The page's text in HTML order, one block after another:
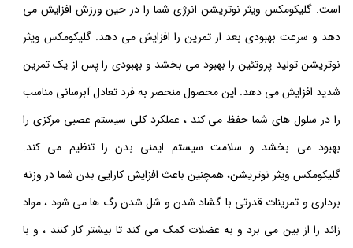
است. گلیکومکس ویثر نوتریشن انرژی شما را در حین ورزش افزایش می
دهد و سرعت بهبودی بعد از تمرین را افزایش می دهد. گلیکومکس ویثر
نوتریشن تولید پروتئین را بهبود می بخشد و بهبودی را پس از یک تمرین
شدید افزایش می دهد. این محصول منحصر به فرد تعادل آبرسانی مناسب
را در سلول های شما حفظ می کند ، عملکرد کلی سیستم عصبی مرکزی را
بهبود می بخشد و سلامت سیستم ایمنی بدن را تنظیم می کند.
گلیکومکس ویثر نوتریشن، همچنین باعث افزایش کارایی بدن شما در وزنه
برداری و تمرینات قدرتی با گشاد شدن و شل شدن رگ ها می شود ، مواد
زائد را از بین می برد و به عضلات کمک می کند تا بیشتر کار کنند ، و با